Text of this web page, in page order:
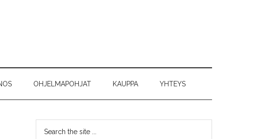
OHJELMAPOHJAT KAUPPA YHTEYS